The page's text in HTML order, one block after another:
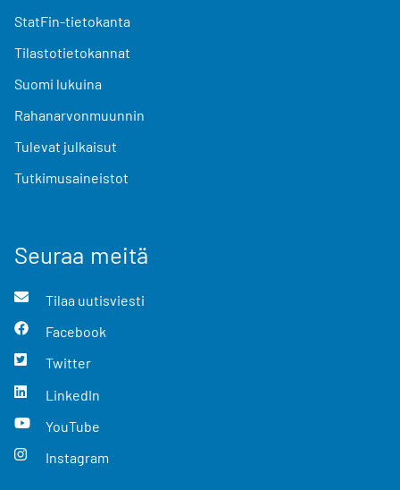
StatFin-tietokanta
Tilastotietokannat
Suomi lukuina
Rahanarvonmuunnin
Tulevat julkaisut
Tutkimusaineistot
Seuraa meitä
Tilaa uutisviesti
Facebook
Twitter
LinkedIn
YouTube
Instagram